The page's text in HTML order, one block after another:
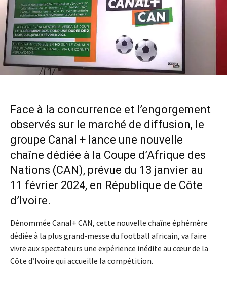
Face à la concurrence et l’engorgement
observés sur le marché de diffusion, le
groupe Canal + lance une nouvelle
chaîne dédiée à la Coupe d’Afrique des
Nations (CAN), prévue du 13 janvier au
11 février 2024, en République de Côte
d’Ivoire.
Dénommée Canal+ CAN, cette nouvelle chaîne éphémère
dédiée à la plus grand-messe du football africain, va faire
vivre aux spectateurs une expérience inédite au cœur de la
Côte d’Ivoire qui accueille la compétition.